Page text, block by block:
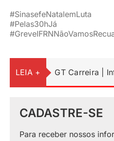
#SinasefeNatalemLuta
#Pelas30hJá
LEIA + GT Carreira |
CADASTRE-SE
Para receber nossos